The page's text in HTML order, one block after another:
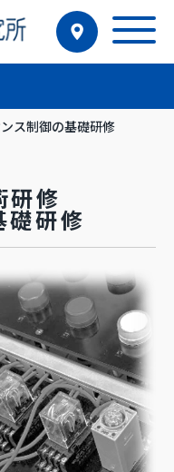
ス制御の基礎研修
研修
礎研修